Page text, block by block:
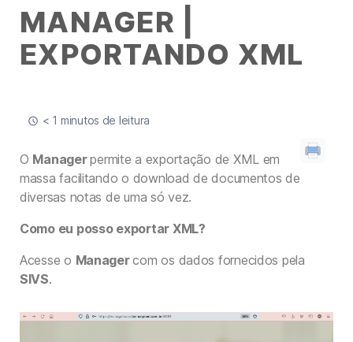
MANAGER |
EXPORTANDO XML
< 1 minutos de leitura
O Managerpermite a exportação de XML em
massa facilitando o download de documentos de
diversas notas de uma só vez.
Como eu posso exportar XML?
Acesse o Managercom os dados fornecidos pela
SIVS.